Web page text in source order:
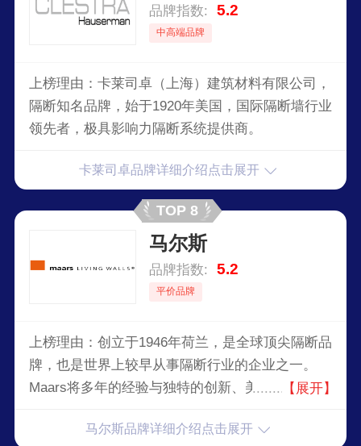
品牌指数: 5.2
中高端品牌
上榜理由：卡莱司卓（上海）建筑材料有限公司，
隔断知名品牌，始于1920年美国，国际隔断墙行业
领先者，极具影响力隔断系统提供商。
卡莱司卓品牌详细介绍点击展开
TOP 8
马尔斯
品牌指数: 5.2
平价品牌
上榜理由：创立于1946年荷兰，是全球顶尖隔断品
牌，也是世界上较早从事隔断行业的企业之一。
Maars将多年的经验与独特的创新、美学和性能轻
影院、商店和酒店等领域提供标准和定制解决方
【展开】
马尔斯品牌详细介绍点击展开